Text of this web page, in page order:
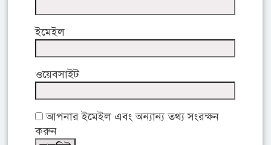
ইমেইল
ওয়েবসাইট
আপনার ইমেইল এবং অন্যান্য তথ্য সংরক্ষন
করুন